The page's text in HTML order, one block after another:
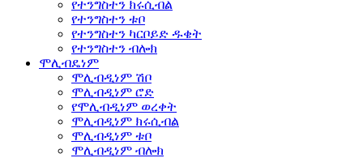
የተንግስተን ክሩሲብል
የተንግስተን ቱቦ
የተንግስተን ካርቦይድ ዱቄት
የተንግስተን ብሎክ
ሞሊብዴነም
ሞሊብዲነም ሽቦ
ሞሊብዲነም ሮድ
የሞሊብዲነም ወረቀት
ሞሊብዲነም ክሩሲብል
ሞሊብዲነም ቱቦ
ሞሊብዲነም ብሎክ